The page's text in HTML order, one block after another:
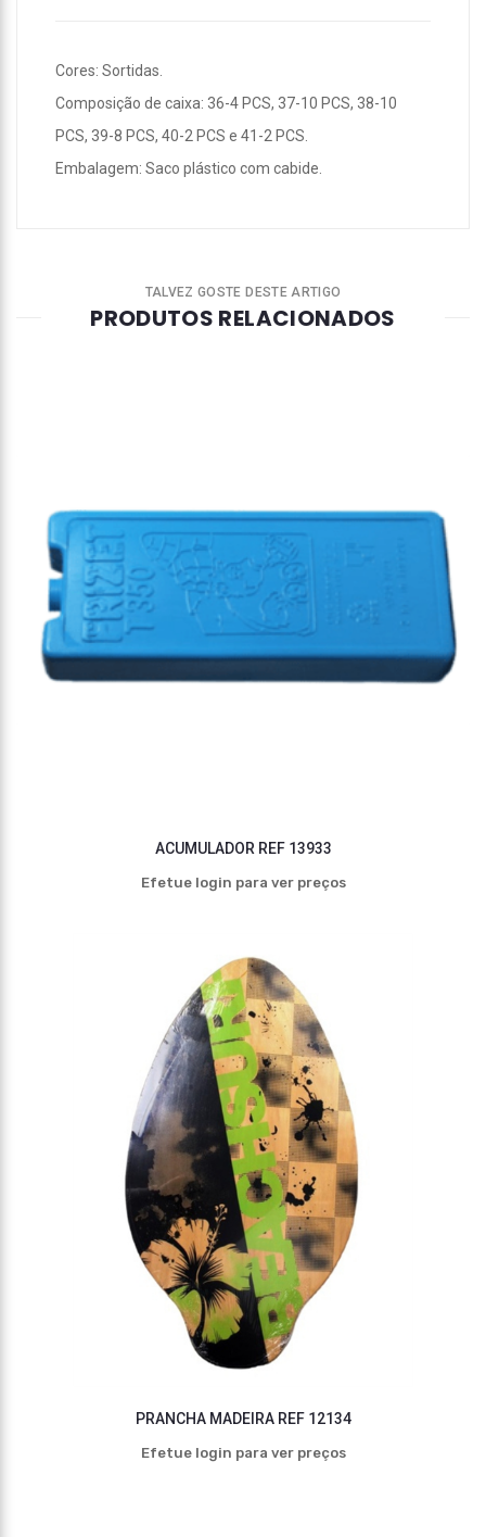
Cores: Sortidas.
Composição de caixa: 36-4 PCS, 37-10 PCS, 38-10
PCS, 39-8 PCS, 40-2 PCS e 41-2 PCS.
Embalagem: Saco plástico com cabide.
TALVEZ GOSTE DESTE ARTIGO
PRODUTOS RELACIONADOS
ACUMULADOR REF 13933
Efetue login para ver preços
PRANCHA MADEIRA REF 12134
Efetue login para ver preços